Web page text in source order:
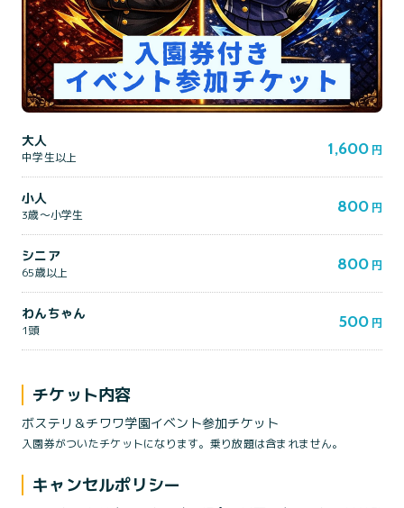
大人
中学生以上 1,600 円
小人
3歳～小学生 800 円
シニア
65歳以上 800 円
わんちゃん
1頭 500 円
チケット内容
ボステリ＆チワワ学園イベント参加チケット
入園券がついたチケットになります。乗り放題は含まれません。
キャンセルポリシー